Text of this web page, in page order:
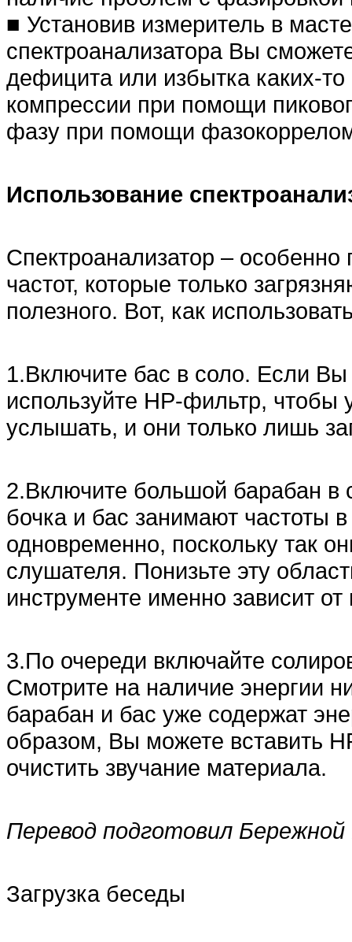
■ Установив измеритель в
спектроанализатора Вы
дефицита или избытка каких-то
компрессии при помощи
фазу при помощи
Использование
Спектроанализатор –
частот, которые только
полезного. Вот, как
1.Включите бас в соло. Если
используйте HP-фильтр, чтобы
услышать, и они только лишь
2.Включите большой барабан в
бочка и бас занимают частоты
одновременно, поскольку так
слушателя. Понизьте эту
инструменте именно зависит от
3.По очереди включайте
Смотрите на наличие энергии
барабан и бас уже содержат
образом, Вы можете вставить
очистить звучание материала.
Перевод подготовил Бережной
Загрузка беседы